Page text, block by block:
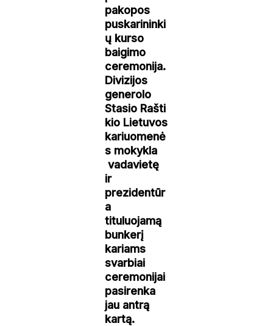
pakopos
puskarininki
ų kurso
baigimo
ceremonija.
Divizijos
generolo
Stasio Rašti
kio Lietuvos
kariuomenė
s mokykla
vadavietę
ir
prezidentūr
a
tituluojamą
bunkerį
kariams
svarbiai
ceremonijai
pasirenka
jau antrą
kartą.